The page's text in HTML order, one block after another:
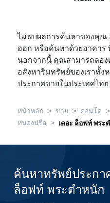
ไม่พบผลการค้นหาของคุณ
ออก หรือค้นหาด้วยอาคาร
นอกจากนี้ คุณสามารถลอง
อสังหาริมทรัพย์ของเราทั้ง
ประกาศขายในประเทศไท
หน้าหลัก > ขาย > คอนโด >
หนองปรือ > เดอะ ล็อฟท์ พระ
ค้นหาทรัพย์ประกา
ล็อฟท์ พระตำหนัก